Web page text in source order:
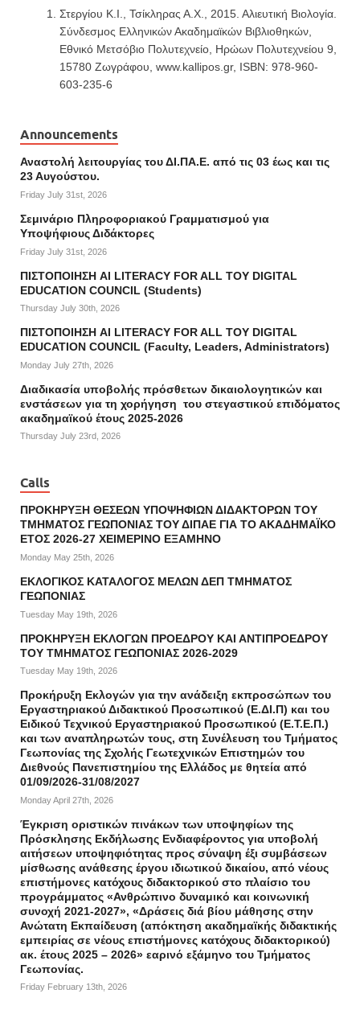
Στεργίου Κ.Ι., Τσίκληρας Α.Χ., 2015. Αλιευτική Βιολογία.
Σύνδεσμος Ελληνικών Ακαδημαϊκών Βιβλιοθηκών,
Εθνικό Μετσόβιο Πολυτεχνείο, Ηρώων Πολυτεχνείου 9,
15780 Ζωγράφου, www.kallipos.gr, ISBN: 978-960-
603-235-6
Announcements
Αναστολή λειτουργίας του ΔΙ.ΠΑ.Ε. από τις 03 έως και τις
23 Αυγούστου.
Friday July 31st, 2026
Σεμινάριο Πληροφοριακού Γραμματισμού για
Υποψήφιους Διδάκτορες
Friday July 31st, 2026
ΠΙΣΤΟΠΟΙΗΣΗ AI LITERACY FOR ALL ΤΟΥ DIGITAL
EDUCATION COUNCIL (Students)
Thursday July 30th, 2026
ΠΙΣΤΟΠΟΙΗΣΗ AI LITERACY FOR ALL ΤΟΥ DIGITAL
EDUCATION COUNCIL (Faculty, Leaders, Administrators)
Monday July 27th, 2026
Διαδικασία υποβολής πρόσθετων δικαιολογητικών και
ενστάσεων για τη χορήγηση του στεγαστικού επιδόματος
ακαδημαϊκού έτους 2025-2026
Thursday July 23rd, 2026
Calls
ΠΡΟΚΗΡΥΞΗ ΘΕΣΕΩΝ ΥΠΟΨΗΦΙΩΝ ΔΙΔΑΚΤΟΡΩΝ ΤΟΥ
ΤΜΗΜΑΤΟΣ ΓΕΩΠΟΝΙΑΣ ΤΟΥ ΔΙΠΑΕ ΓΙΑ ΤΟ ΑΚΑΔΗΜΑΪΚΟ
ΕΤΟΣ 2026-27 ΧΕΙΜΕΡΙΝΟ ΕΞΑΜΗΝΟ
Monday May 25th, 2026
ΕΚΛΟΓΙΚΟΣ ΚΑΤΑΛΟΓΟΣ ΜΕΛΩΝ ΔΕΠ ΤΜΗΜΑΤΟΣ
ΓΕΩΠΟΝΙΑΣ
Tuesday May 19th, 2026
ΠΡΟΚΗΡΥΞΗ ΕΚΛΟΓΩΝ ΠΡΟΕΔΡΟΥ ΚΑΙ ΑΝΤΙΠΡΟΕΔΡΟΥ
ΤΟΥ ΤΜΗΜΑΤΟΣ ΓΕΩΠΟΝΙΑΣ 2026-2029
Tuesday May 19th, 2026
Προκήρυξη Εκλογών για την ανάδειξη εκπροσώπων του
Εργαστηριακού Διδακτικού Προσωπικού (Ε.ΔΙ.Π) και του
Ειδικού Τεχνικού Εργαστηριακού Προσωπικού (Ε.Τ.Ε.Π.)
και των αναπληρωτών τους, στη Συνέλευση του Τμήματος
Γεωπονίας της Σχολής Γεωτεχνικών Επιστημών του
Διεθνούς Πανεπιστημίου της Ελλάδος με θητεία από
01/09/2026-31/08/2027
Monday April 27th, 2026
Έγκριση οριστικών πινάκων των υποψηφίων της
Πρόσκλησης Εκδήλωσης Ενδιαφέροντος για υποβολή
αιτήσεων υποψηφιότητας προς σύναψη έξι συμβάσεων
μίσθωσης ανάθεσης έργου ιδιωτικού δικαίου, από νέους
επιστήμονες κατόχους διδακτορικού στο πλαίσιο του
προγράμματος «Ανθρώπινο δυναμικό και κοινωνική
συνοχή 2021-2027», «Δράσεις διά βίου μάθησης στην
Ανώτατη Εκπαίδευση (απόκτηση ακαδημαϊκής διδακτικής
εμπειρίας σε νέους επιστήμονες κατόχους διδακτορικού)
ακ. έτους 2025 – 2026» εαρινό εξάμηνο του Τμήματος
Γεωπονίας.
Friday February 13th, 2026